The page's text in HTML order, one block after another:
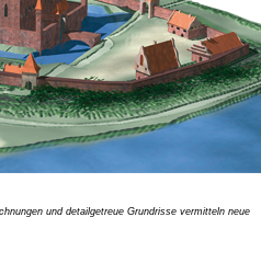
und detailgetreue Grundrisse vermitteln neue